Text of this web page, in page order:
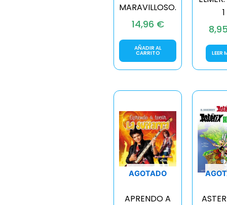
MARAVILLOSO.
14,96 €
AÑADIR AL
CARRITO
1
LEER
AGOTADO
APRENDO A